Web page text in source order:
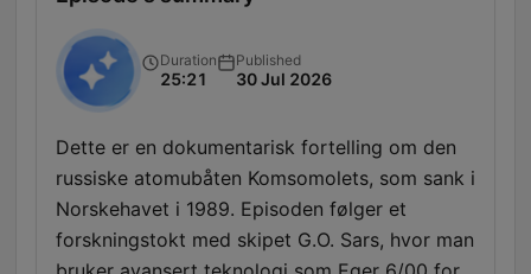
Duration
25:21
Published
30 Jul 2026
Dette er en dokumentarisk fortelling om den
russiske atomubåten Komsomolets, som sank i
Norskehavet i 1989. Episoden følger et
forskningstokt med skipet G.O. Sars, hvor man